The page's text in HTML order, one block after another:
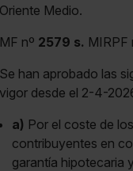
Oriente Medio.
MF nº 2579 s. MIRPF
Se han aprobado las
vigor desde el 2-4-
a) Por el coste de los
contribuyentes en
garantía hipotecaria